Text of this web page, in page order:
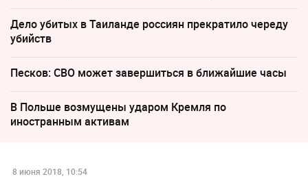
Дело убитых в Таиланде россиян прекратило череду
убийств
Песков: СВО может завершиться в ближайшие часы
В Польше возмущены ударом Кремля по
иностранным активам
8 июня 2018, 10:54